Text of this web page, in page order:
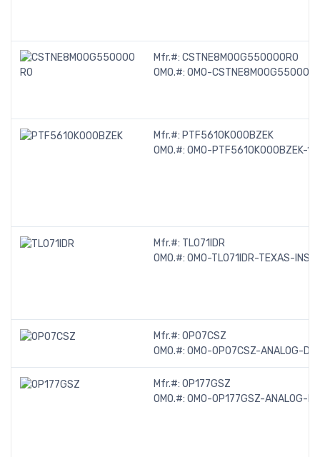
Mfr.#: CSTNE8M00G550000R0
OMO.#: OMO-
Mfr.#: PTF5610K000BZEK
OMO.#: OMO-PTF5610K000BZEK-
Mfr.#: TL071IDR
OMO.#: OMO-TL071IDR-TEXAS-
Mfr.#: OP07CSZ
OMO.#: OMO-OP07CSZ-ANALOG-
Mfr.#: OP177GSZ
OMO.#: OMO-OP177GSZ-ANALOG-